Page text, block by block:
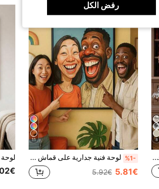
8
لوحة مائية مخصصة للكلاب، لوحة حيوان أليف مخصصة، لوحة كلب مخصصة، هدية عيد الأم، لوحة تذكارية للكلب، لوحة مائية للكلب، المنزل والمعيشة، تزيين منزلك، هدايا تذكارية، لطيف، جماليات الأثاث، هدية مخصصة، لعشاق الحيوانات الأليفة
11
%1- لوحة فنية جدارية على قماش بإطار مسطح ثنائي الأبعاد مخصصة، رسم بورتريه كرتوني مضحك، بورتريه شخصية أنمي كوميدية مبالغ فيها لديكور غرفة المعيشة
5.81€
5.92€
رفض الكل